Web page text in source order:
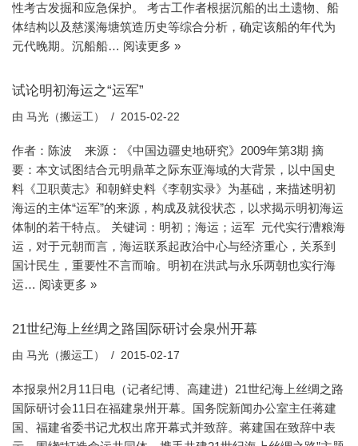
性考古发掘和应急保护。 考古工作者根据沉船的出土遗物、船
体结构以及慈溪海塘筑造历史等综合分析，确定该船的年代为
元代晚期。沉船船… 阅读更多 »
试论明初海运之“运军”
由 马光（搬运工） 2015-02-22
作者：陈波 来源：《中国边疆史地研究》2009年第3期 摘
要：本文试图结合元明鼎革之际东亚海域的大背景，以中国史
料《卫职黄志》和朝鲜史料《李朝实录》为基础，来描述明初
海运的主体“运军”的来源，构成及就役状态，以求揭示明初海运
体制的若干特点。 关键词：明初；海运；运军 元代实行漕粮海
运，对于元朝而言，海运联系起政治中心与经济重心，关系到
国计民生，重要性不言而喻。明初在洪武与永乐两朝也实行海
运… 阅读更多 »
21世纪海上丝绸之路国际研讨会泉州开幕
由 马光（搬运工） 2015-02-17
本报泉州2月11日电（记者纪博、高建进）21世纪海上丝绸之路
国际研讨会11日在福建泉州开幕。国务院新闻办公室主任蒋建
国、福建省委书记尤权出席开幕式并致辞。蒋建国在致辞中表